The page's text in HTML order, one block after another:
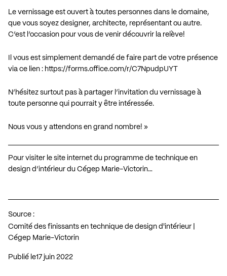
Le vernissage est ouvert à toutes personnes dans le domaine,
que vous soyez designer, architecte, représentant ou autre.
C’est l’occasion pour vous de venir découvrir la relève!
Il vous est simplement demandé de faire part de votre présence
via ce lien : https://forms.office.com/r/C7NpudpUYT
N’hésitez surtout pas à partager l’invitation du vernissage à
toute personne qui pourrait y être intéressée.
Nous vous y attendons en grand nombre! »
Pour visiter le site internet du programme de technique en
design d’intérieur du Cégep Marie-Victorin…
Source :
Comité des finissants en technique de design d'intérieur |
Cégep Marie-Victorin
Publié le 17 juin 2022